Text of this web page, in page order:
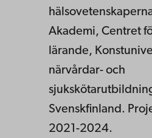
Akademi, Centret
lärande,
närvårdar- och
Svenskfinland.
2021-2024.